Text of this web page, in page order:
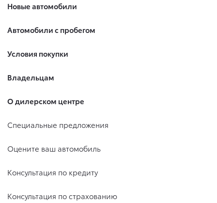
Новые автомобили
Автомобили с пробегом
Условия покупки
Владельцам
О дилерском центре
Специальные предложения
Оцените ваш автомобиль
Консультация по кредиту
Консультация по страхованию